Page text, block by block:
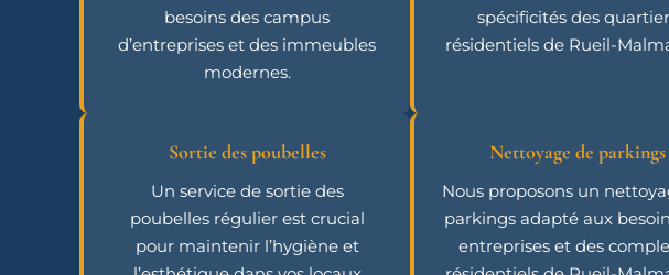
besoins des campus
d’entreprises et des immeubles
modernes.
spécificités des
résidentiels de Rueil-
Sortie des poubelles
Un service de sortie des
poubelles régulier est crucial
pour maintenir l’hygiène et
Nettoyage de parkings
Nous proposons un
parkings adapté aux
entreprises et des